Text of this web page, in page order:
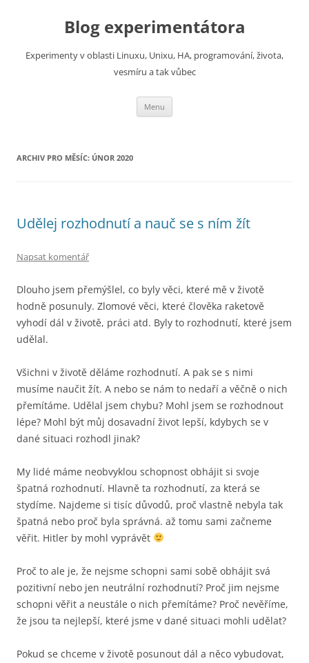
Blog experimentátora
Experimenty v oblasti Linuxu, Unixu, HA, programování, života,
vesmíru a tak vůbec
Menu
ARCHIV PRO MĚSÍC: ÚNOR 2020
Udělej rozhodnutí a nauč se s ním žít
Napsat komentář
Dlouho jsem přemýšlel, co byly věci, které mě v životě
hodně posunuly. Zlomové věci, které člověka raketově
vyhodí dál v životě, práci atd. Byly to rozhodnutí, které jsem
udělal.
Všichni v životě děláme rozhodnutí. A pak se s nimi
musíme naučit žít. A nebo se nám to nedaří a věčně o nich
přemítáme. Udělal jsem chybu? Mohl jsem se rozhodnout
lépe? Mohl být můj dosavadní život lepší, kdybych se v
dané situaci rozhodl jinak?
My lidé máme neobvyklou schopnost obhájit si svoje
špatná rozhodnutí. Hlavně ta rozhodnutí, za která se
stydíme. Najdeme si tisíc důvodů, proč vlastně nebyla tak
špatná nebo proč byla správná. až tomu sami začneme
věřit. Hitler by mohl vyprávět
Proč to ale je, že nejsme schopni sami sobě obhájit svá
pozitivní nebo jen neutrální rozhodnutí? Proč jim nejsme
schopni věřit a neustále o nich přemítáme? Proč nevěříme,
že jsou ta nejlepší, které jsme v dané situaci mohli udělat?
Pokud se chceme v životě posunout dál a něco vybudovat,